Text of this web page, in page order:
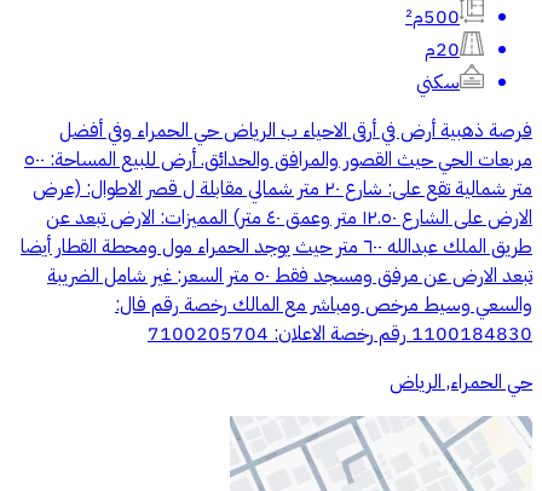
500م²
20م
سكني
فرصة ذهبية أرض في أرقى الاحياء ب الرياض حي الحمراء وفي أفضل
مربعات الحي حيث القصور والمرافق والحدائق. أرض للبيع المساحة: ٥٠٠
متر شمالية تقع على: شارع ٢٠ متر شمالي مقابلة ل قصر الاطوال: (عرض
الارض على الشارع ١٢.٥٠ متر وعمق ٤٠ متر) المميزات: الارض تبعد عن
طريق الملك عبدالله ٦٠٠ متر حيث يوجد الحمراء مول ومحطة القطار أيضا
تبعد الارض عن مرفق ومسجد فقط ٥٠ متر السعر: غير شامل الضريبة
والسعي وسيط مرخص ومباشر مع المالك رخصة رقم فال:
1100184830 رقم رخصة الاعلان: 7100205704
حي الحمراء, الرياض